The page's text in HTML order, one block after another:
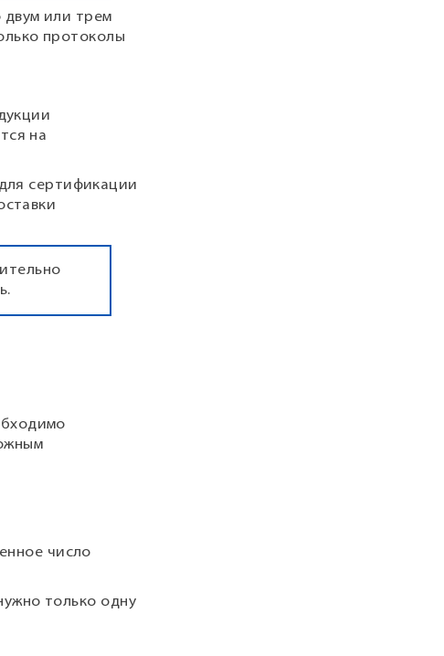
двум или трем
протоколы
на
сертификации
число
только одну